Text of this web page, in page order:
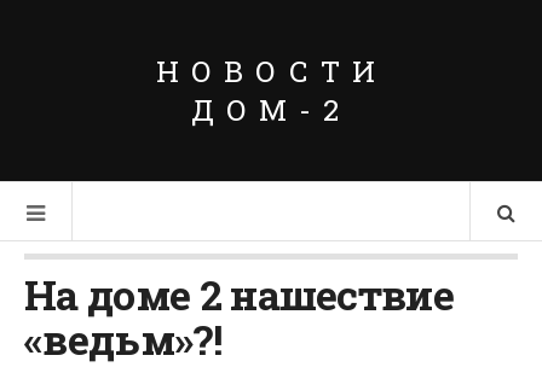
НОВОСТИ
ДОМ-2
На доме 2 нашествие
«ведьм»?!